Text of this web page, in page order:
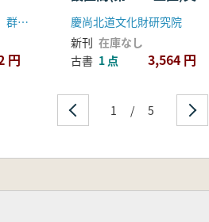
国立海洋遺物展示館 群山市
円
遺蹟発掘調査報告書 清
道松邑里・楡湖里・内湖
里遺蹟
慶尚北道文化財研究院
新刊 在庫なし
古書 1 点 3,564 円
1 / 5